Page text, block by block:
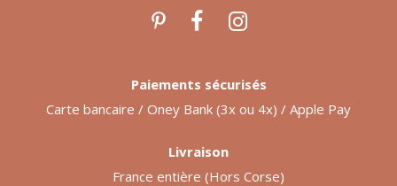
Paiements sécurisés
Carte bancaire / Oney Bank (3x ou 4x) / Apple Pay
Livraison
France entière (Hors Corse)